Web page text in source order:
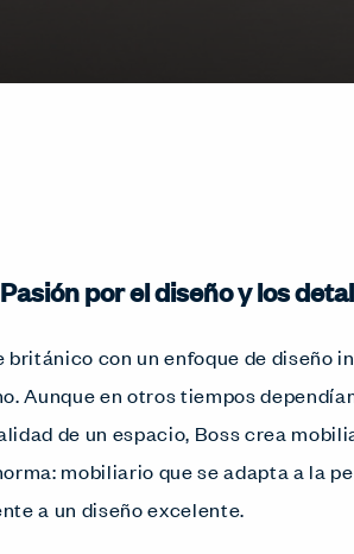
Pasión por el diseño y los
británico con un enfoque de diseño
Aunque en otros tiempos
de un espacio, Boss crea
mobiliario que se adapta a la
a un diseño excelente.